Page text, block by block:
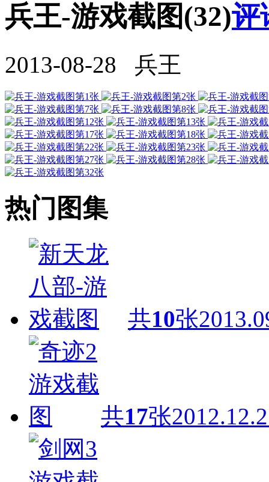
兵王-游戏截图(32)评
2013-08-28 兵王
热门图集
共10张
共17张